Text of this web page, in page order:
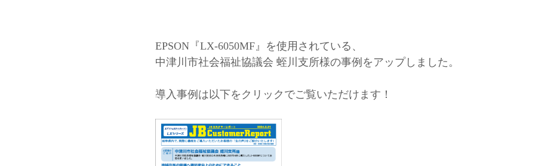
EPSON『LX-6050MF』を使用されている、
中津川市社会福祉協議会 蛭川支所様の事例をアップしました。
導入事例は以下をクリックでご覧いただけます！